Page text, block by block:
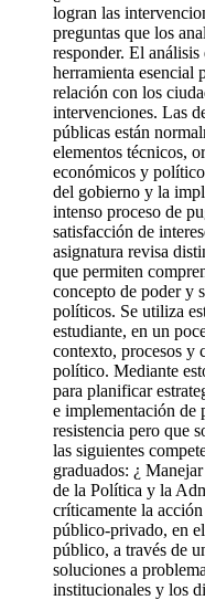
logran las
preguntas que los
responder. El
herramienta esencial
relación con los
intervenciones. Las
públicas están
elementos técnicos,
económicos y
del gobierno y la
intenso proceso de
satisfacción de
asignatura revisa
que permiten
concepto de poder y
políticos. Se utiliza
estudiante, en un
contexto, procesos y
político. Mediante
para planificar
e implementación de
resistencia pero que
las siguientes
graduados: ¿
de la Política y la
críticamente la
público-privado, en
público, a través de
soluciones a
institucionales y los